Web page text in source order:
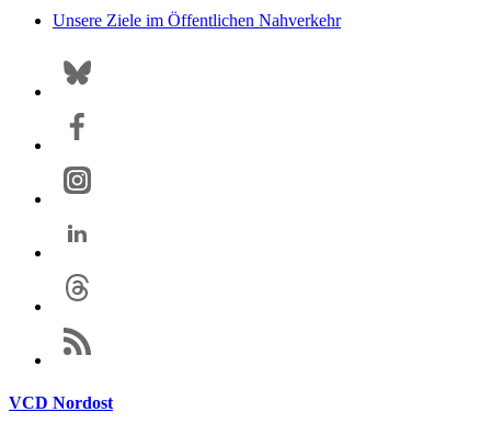
Unsere Ziele im Öffentlichen Nahverkehr
VCD Nordost